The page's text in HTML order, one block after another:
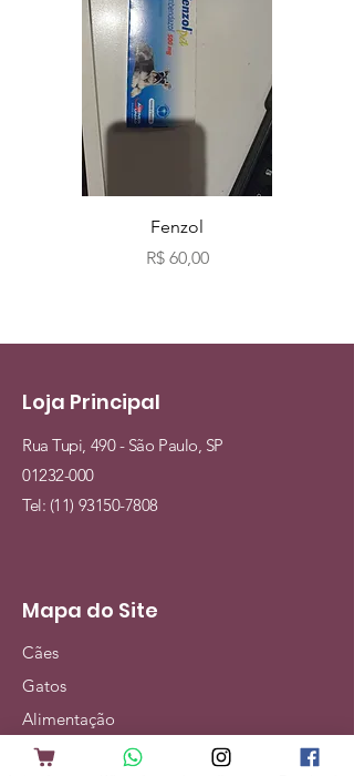
Fenzol
Preço
R$ 60,00
Loja Principal
Rua Tupi, 490 - São Paulo, SP
01232-000
Tel: (11) 93150-7808
Mapa do Site
Cães
Gatos
Alimentação
Acessórios